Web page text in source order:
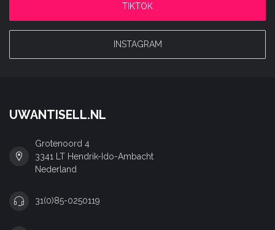
TIKTOK
INSTAGRAM
UWANTISELL.NL
Grotenoord 4
3341 LT Hendrik-Ido-Ambacht
Nederland
31(0)85-0250119